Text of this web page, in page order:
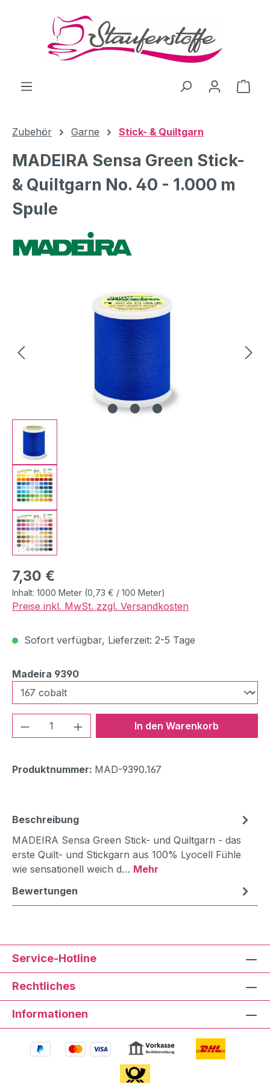
Zum Hauptinhalt springen
Zubehör Garne Stick- & Quiltgarn
MADEIRA Sensa Green Stick-
& Quiltgarn No. 40 - 1.000 m
Spule
Bildergalerie überspringen
Regulärer Preis:
7,30 €
Inhalt: 1000 Meter (0,73 € / 100 Meter)
Preise inkl. MwSt. zzgl. Versandkosten
Sofort verfügbar, Lieferzeit: 2-5 Tage
Madeira 9390auswählen
Produkt Anzahl: Gib denIn den Warenkorb
Produktnummer: MAD-9390.167
Beschreibung
MADEIRA Sensa Green Stick- und Quiltgarn - das
erste Quilt- und Stickgarn aus 100% Lyocell Fühle
wie sensationell weich d… Mehr
Bewertungen
Service-Hotline
Rechtliches
Informationen